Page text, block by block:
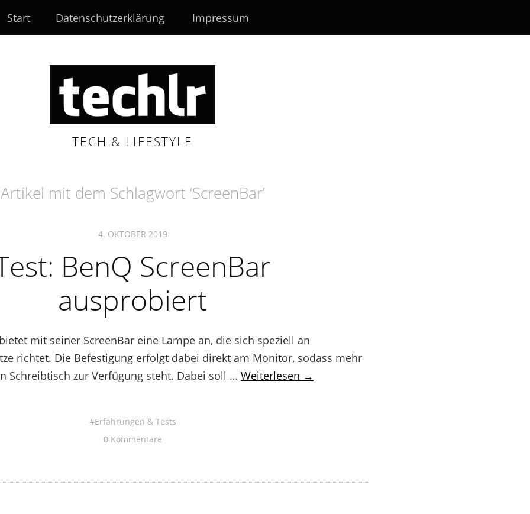
Start Datenschutzerklärung Impressum
TECH & LIFESTYLE
Artikel mit dem Schlagwort ‘ScreenBar’
4. OKTOBER 2019
BenQ ScreenBar
ausprobiert
mit seiner ScreenBar eine Lampe an, die sich speziell an
richtet. Die Befestigung erfolgt dabei direkt am Monitor, sodass mehr
Schreibtisch zur Verfügung steht. Dabei soll … Weiterlesen →
Erfahrungen & Tests
0 Kommentare